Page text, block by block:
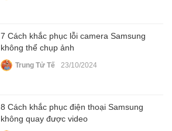
7 Cách khắc phục lỗi camera Samsung
không thể chụp ảnh
Trung Tử Tế 23/10/2024
8 Cách khắc phục điện thoại Samsung
không quay được video